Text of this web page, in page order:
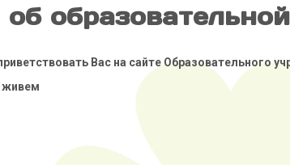
Вас на сайте Образовательного